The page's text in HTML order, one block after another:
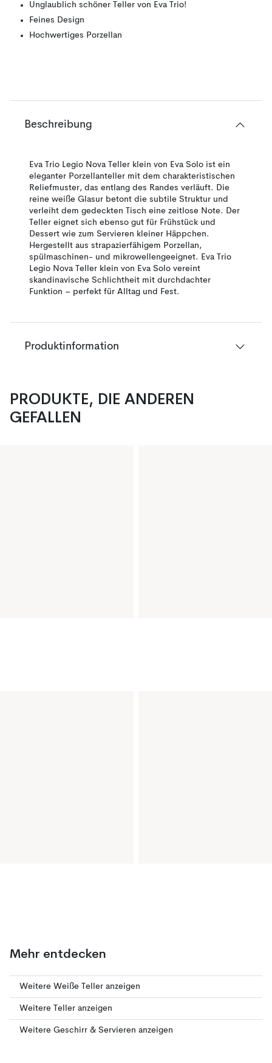
Unglaublich schöner Teller von Eva Trio!
Feines Design
Hochwertiges Porzellan
Beschreibung
Eva Trio Legio Nova Teller klein von Eva Solo ist ein
eleganter Porzellanteller mit dem charakteristischen
Reliefmuster, das entlang des Randes verläuft. Die
reine weiße Glasur betont die subtile Struktur und
verleiht dem gedeckten Tisch eine zeitlose Note. Der
Teller eignet sich ebenso gut für Frühstück und
Dessert wie zum Servieren kleiner Häppchen.
Hergestellt aus strapazierfähigem Porzellan,
spülmaschinen- und mikrowellengeeignet. Eva Trio
Legio Nova Teller klein von Eva Solo vereint
skandinavische Schlichtheit mit durchdachter
Funktion – perfekt für Alltag und Fest.
Produktinformation
PRODUKTE, DIE ANDEREN
GEFALLEN
Mehr entdecken
Weitere Weiße Teller anzeigen
Weitere Teller anzeigen
Weitere Geschirr & Servieren anzeigen